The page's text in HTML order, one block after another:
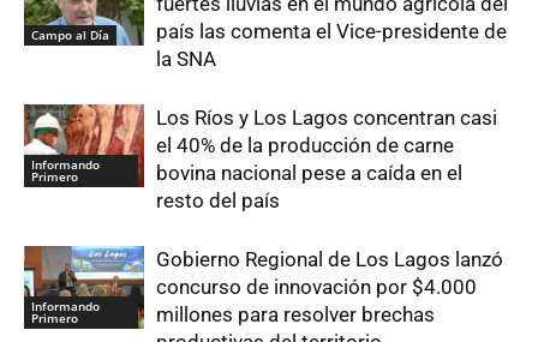
Campo al Día
país las comenta el Vice-presidente de
la SNA
Informando
Primero
Los Ríos y Los Lagos concentran casi
el 40% de la producción de carne
bovina nacional pese a caída en el
resto del país
Informando
Primero
Gobierno Regional de Los Lagos lanzó
concurso de innovación por $4.000
millones para resolver brechas